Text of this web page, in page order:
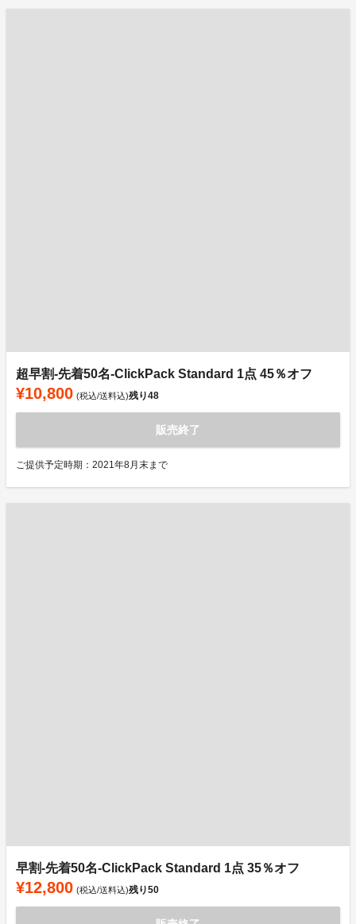
超早割-先着50名-ClickPack Standard 1点 45％オフ
¥10,800 (税込/送料込)残り48
販売終了
ご提供予定時期：2021年8月末まで
早割-先着50名-ClickPack Standard 1点 35％オフ
¥12,800 (税込/送料込)残り50